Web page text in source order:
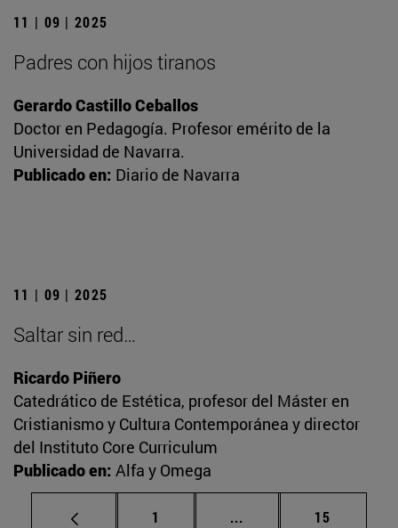
11 | 09 | 2025
Padres con hijos tiranos
Gerardo Castillo Ceballos
Doctor en Pedagogía. Profesor emérito de la
Universidad de Navarra.
Publicado en: Diario de Navarra
11 | 09 | 2025
Saltar sin red…
Ricardo Piñero
Catedrático de Estética, profesor del Máster en
Cristianismo y Cultura Contemporánea y director
del Instituto Core Curriculum
Publicado en: Alfa y Omega
Página
1 ... Páginas intermedias
Página
15